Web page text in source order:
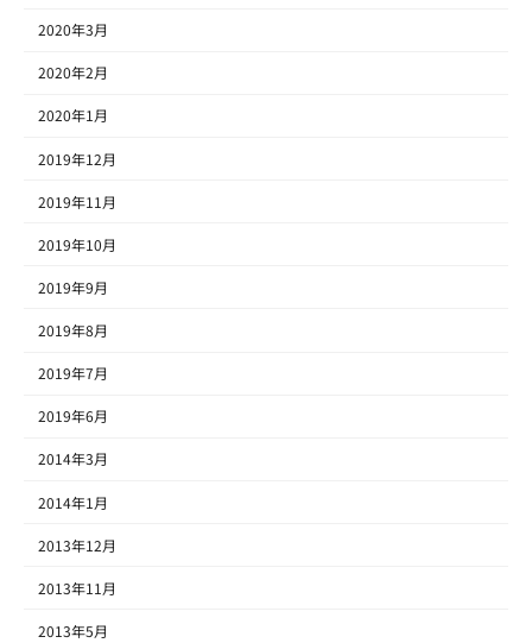
2020年3月
2020年2月
2020年1月
2019年12月
2019年11月
2019年10月
2019年9月
2019年8月
2019年7月
2019年6月
2014年3月
2014年1月
2013年12月
2013年11月
2013年5月